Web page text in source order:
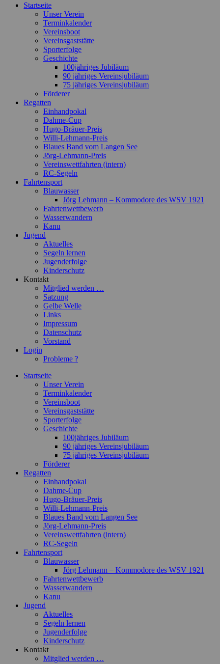
oben
Startseite
Unser Verein
Terminkalender
Vereinsboot
Vereinsgaststätte
Sporterfolge
Geschichte
100jähriges Jubiläum
90 jähriges Vereinsjubiläum
75 jähriges Vereinsjubiläum
Förderer
Regatten
Einhandpokal
Dahme-Cup
Hugo-Bräuer-Preis
Willi-Lehmann-Preis
Blaues Band vom Langen See
Jörg-Lehmann-Preis
Vereinswettfahrten (intern)
RC-Segeln
Fahrtensport
Blauwasser
Jörg Lehmann – Kommodore des WSV 1921
Fahrtenwettbewerb
Wasserwandern
Kanu
Jugend
Aktuelles
Segeln lernen
Jugenderfolge
Kinderschutz
Kontakt
Mitglied werden …
Satzung
Gelbe Welle
Links
Impressum
Datenschutz
Vorstand
Login
Probleme ?
Startseite
Unser Verein
Terminkalender
Vereinsboot
Vereinsgaststätte
Sporterfolge
Geschichte
100jähriges Jubiläum
90 jähriges Vereinsjubiläum
75 jähriges Vereinsjubiläum
Förderer
Regatten
Einhandpokal
Dahme-Cup
Hugo-Bräuer-Preis
Willi-Lehmann-Preis
Blaues Band vom Langen See
Jörg-Lehmann-Preis
Vereinswettfahrten (intern)
RC-Segeln
Fahrtensport
Blauwasser
Jörg Lehmann – Kommodore des WSV 1921
Fahrtenwettbewerb
Wasserwandern
Kanu
Jugend
Aktuelles
Segeln lernen
Jugenderfolge
Kinderschutz
Kontakt
Mitglied werden …